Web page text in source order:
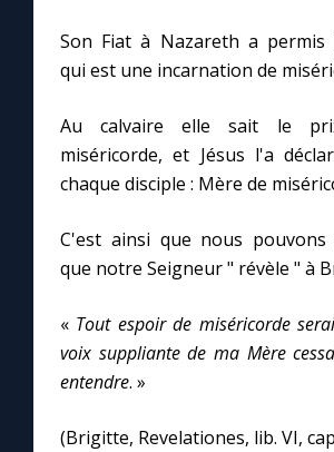
Questions-réponses
Prier au quotidien
Avec Thérèse de Lisieux
Les premiers samedis du mois
Marie qui défait les nœuds
Son Fiat à Nazareth a permis
qui est une incarnation de
Au calvaire elle sait le
miséricorde, et Jésus l'a
chaque disciple : Mère de
C'est ainsi que nous pouvons
que notre Seigneur " révèle " à
« Tout espoir de miséricorde
voix suppliante de ma Mère
entendre. »
(Brigitte, Revelationes, lib. VI,